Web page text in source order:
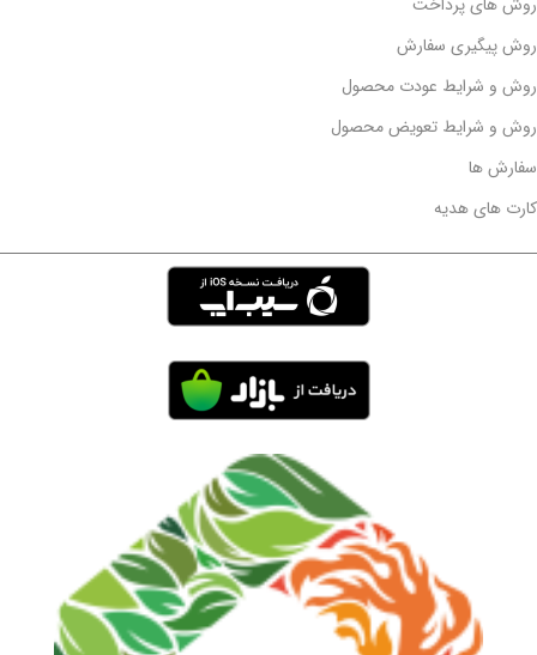
روش پیگیری سفارش
روش و شرایط عودت محصول
روش و شرایط تعویض محصول
سفارش ها
کارت های هدیه